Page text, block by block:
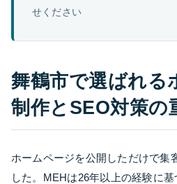
せください
舞鶴市で選ばれる
制作とSEO対策の
ホームページを公開しただけで集
した。MEHは26年以上の経験に